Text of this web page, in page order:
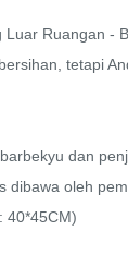
Luar Ruangan -
tetapi
dan
dibawa oleh
40*45CM)